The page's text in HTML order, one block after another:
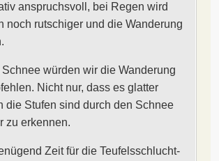
anspruchsvoll, bei Regen wird
noch rutschiger und die Wanderung
Schnee würden wir die Wanderung
Nicht nur, dass es glatter
die Stufen sind durch den Schnee
zu erkennen.
Zeit für die Teufelsschlucht-